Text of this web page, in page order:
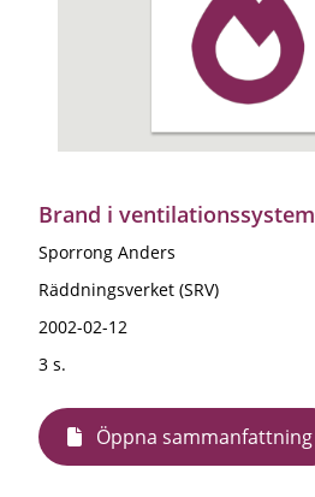
Brand i ventilationssystem
Sporrong Anders
Räddningsverket (SRV)
2002-02-12
3 s.
Öppna sammanfattning